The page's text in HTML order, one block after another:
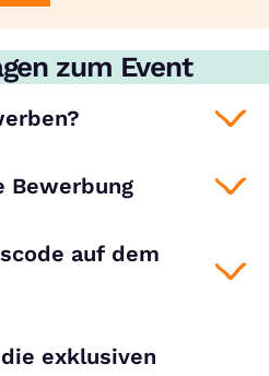
zum Event
Bewerbung
auf dem
exklusiven